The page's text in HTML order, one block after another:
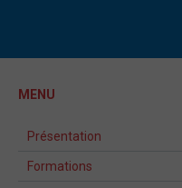
MENU
Présentation
Formations